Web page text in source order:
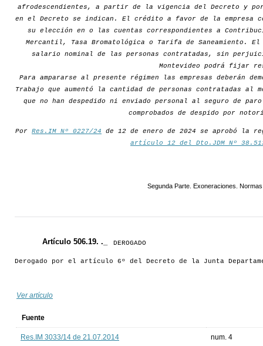
afrodescendientes, a partir de la vigencia del Decreto y
en el Decreto se indican. El crédito a favor de la empresa
su elección en o las cuentas correspondientes a
Mercantil, Tasa Bromatológica o Tarifa de Saneamiento.
salario nominal de las personas contratadas, sin
Montevideo podrá fijar
Para ampararse al presente régimen las empresas deberán
Trabajo que aumentó la cantidad de personas contratadas
que no han despedido ni enviado personal al seguro de
comprobados de despido por
Por Res.IM Nº 0227/24 de 12 de enero de 2024 se aprobó la
artículo 12 del Dto.JDM Nº
Segunda Parte. Exoneraciones.
Artículo 506.19. ._ DEROGADO
Derogado por el artículo 6º del Decreto de la Junta
Ver artículo
Fuente
Res.IM 3033/14 de 21.07.2014 num. 4